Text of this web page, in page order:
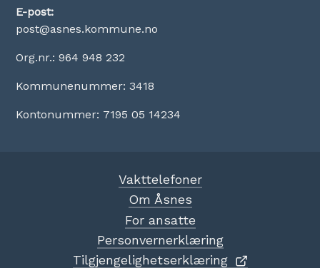
E-post:
post@asnes.kommune.no
Org.nr.: 964 948 232
Kommunenummer: 3418
Kontonummer: 7195 05 14234
Vakttelefoner
Om Åsnes
For ansatte
Personvernerklæring
Tilgjengelighetserklæring